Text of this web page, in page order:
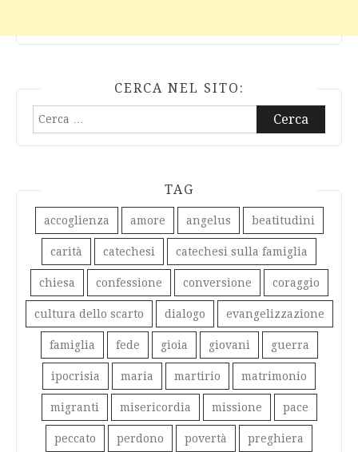
CERCA NEL SITO:
Ricerca
per:
TAG
accoglienza amore angelus beatitudini
carità catechesi catechesi sulla famiglia
chiesa confessione conversione coraggio
cultura dello scarto dialogo evangelizzazione
famiglia fede gioia giovani guerra
ipocrisia maria martirio matrimonio
migranti misericordia missione pace
peccato perdono povertà preghiera